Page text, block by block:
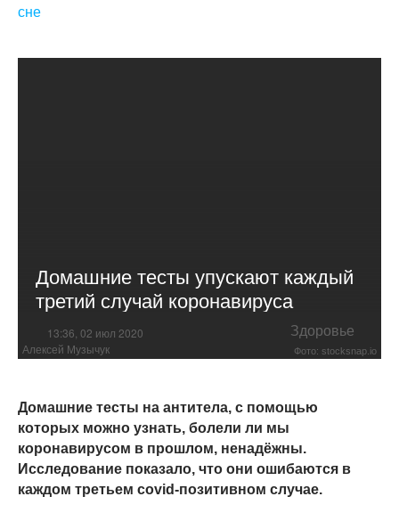
сне
Домашние тесты упускают каждый
третий случай коронавируса
13:36, 02 июл 2020 Здоровье
Алексей Музычук Фото: stocksnap.io
Домашние тесты на антитела, с помощью
которых можно узнать, болели ли мы
коронавирусом в прошлом, ненадёжны.
Исследование показало, что они ошибаются в
каждом третьем covid-позитивном случае.